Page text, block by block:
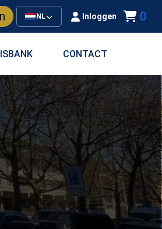
NL Inloggen 0
CONTACT